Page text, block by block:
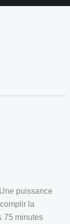
puissance
la
75 minutes